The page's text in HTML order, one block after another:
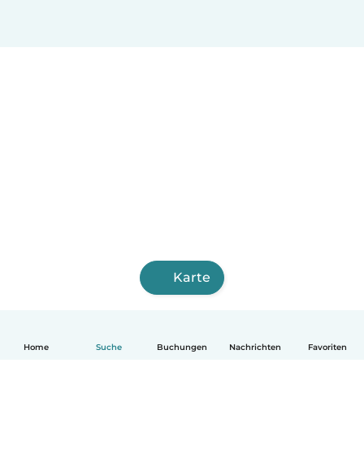
Home Suche Buchungen Nachrichten Favoriten
Karte